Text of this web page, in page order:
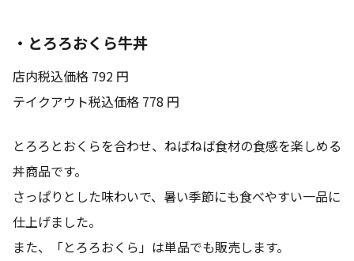
・とろろおくら牛丼
店内税込価格 792 円
テイクアウト税込価格 778 円
とろろとおくらを合わせ、ねばねば食材の食感を楽しめる
丼商品です。
さっぱりとした味わいで、暑い季節にも食べやすい一品に
仕上げました。
また、「とろろおくら」は単品でも販売します。